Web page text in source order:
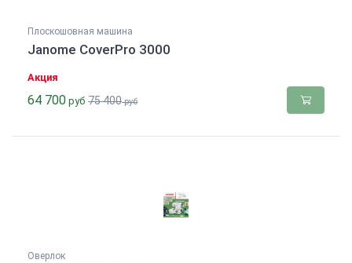
Плоскошовная машина
Janome CoverPro 3000
Акция
64 700 руб 75 400руб
Оверлок